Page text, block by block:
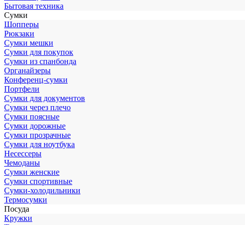
Бытовая техника
Сумки
Шопперы
Рюкзаки
Сумки мешки
Сумки для покупок
Сумки из спанбонда
Органайзеры
Конференц-сумки
Портфели
Сумки для документов
Сумки через плечо
Сумки поясные
Сумки дорожные
Сумки прозрачные
Сумки для ноутбука
Несессеры
Чемоданы
Сумки женские
Сумки спортивные
Сумки-холодильники
Термосумки
Посуда
Кружки